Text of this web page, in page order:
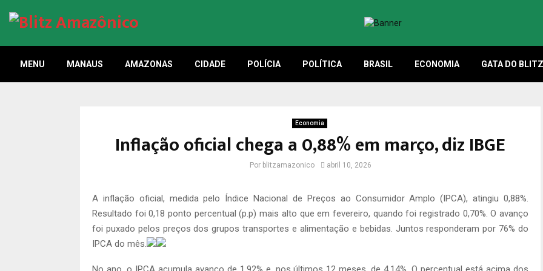
MENU MANAUS AMAZONAS CIDADE POLÍCIA POLÍTICA BRASIL ECONOMIA GATA DO BLITZ
Economia
Inflação oficial chega a 0,88% em março, diz IBGE
Por blitzamazonico abril 10, 2026
A inflação oficial, medida pelo Índice Nacional de Preços ao Consumidor Amplo (IPCA), atingiu 0,88%.
Resultado foi 0,18 ponto percentual (p.p) mais alto que em fevereiro, quando foi registrado 0,70%. O avanço
foi puxado pelos preços dos grupos transportes e alimentação e bebidas. Juntos responderam por 76% do
IPCA do mês.